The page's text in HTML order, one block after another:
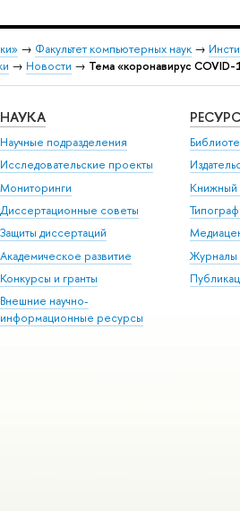
→ Факультет компьютерных наук →
→ Новости → Тема «коронавирус COVID-
НАУКА
Научные подразделения
Исследовательские проекты
Мониторинги
Диссертационные советы
Защиты диссертаций
Академическое развитие
Конкурсы и гранты
Внешние научно-
информационные ресурсы
Книжный